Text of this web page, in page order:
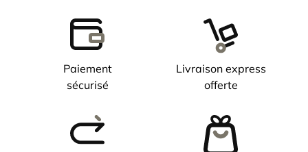
résine
Paiement
sécurisé
Livraison express
offerte